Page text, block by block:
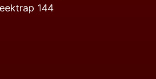
144